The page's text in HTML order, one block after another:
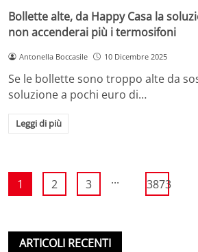
Bollette alte, da Happy Casa la
non accenderai più i termosifoni
Antonella Boccasile 10 Dicembre 2025
Se le bollette sono troppo alte da
soluzione a pochi euro di…
Leggi di più
1 2 3 ... 3873
ARTICOLI RECENTI